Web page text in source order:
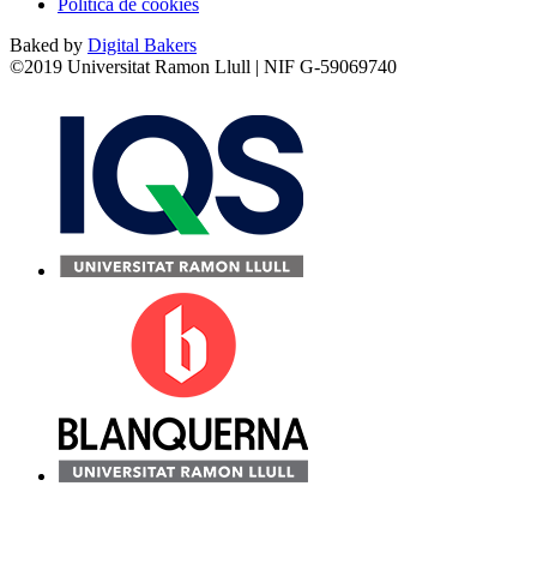
Política de cookies
Baked by Digital Bakers
©2019 Universitat Ramon Llull | NIF G-59069740